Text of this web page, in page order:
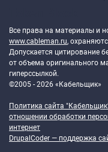
Все права на материалы и
www.cableman.ru,
Допускается цитирование
от объема оригинального
гиперссылкой.
©2005 - 2026 «Кабельщик»
Политика сайта
отношении обработки
интернет
DrupalCoder — поддержка